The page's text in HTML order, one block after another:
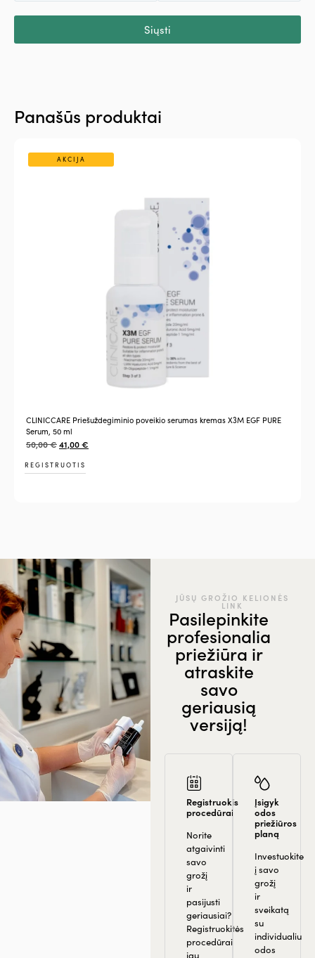
Siųsti
Panašūs produktai
AKCIJA
CLINICCARE Priešuždegiminio poveikio serumas kremas X3M EGF PURE
Serum, 50 ml
50,00€41,00€
REGISTRUOTIS
JŪSŲ GROŽIO KELIONĖS
LINK
Pasilepinkite
profesionalia
priežiūra ir
atraskite
savo
geriausią
versiją!
Registruokis
procedūrai
Norite
atgaivinti
savo
grožį
ir
pasijusti
geriausiai?
Registruokitės
procedūrai
jau
Įsigyk
odos
priežiūros
planą
Investuokite
į savo
grožį
ir
sveikatą
su
individualiu
odos